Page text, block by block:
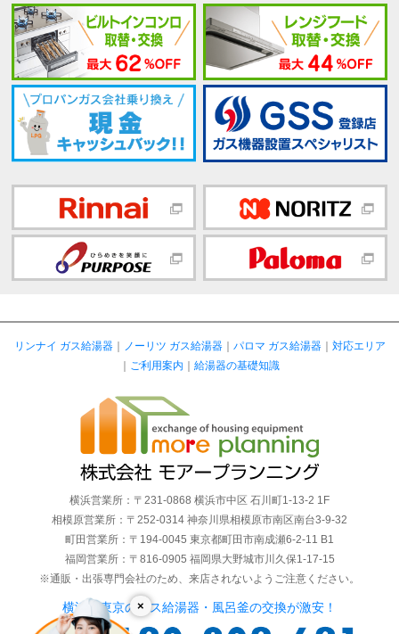
×
リンナイ ガス給湯器｜ ノーリツ ガス給湯器｜ パロマ ガス給湯器｜ 対応エリア
｜ ご利用案内 ｜ 給湯器の基礎知識
横浜営業所：〒231-0868 横浜市中区 石川町1-13-2 1F
相模原営業所：〒252-0314 神奈川県相模原市南区南台3-9-32
町田営業所：〒194-0045 東京都町田市南成瀬6-2-11 B1
福岡営業所：〒816-0905 福岡県大野城市川久保1-17-15
※通販・出張専門会社のため、来店されないようご注意ください。
横浜・東京のガス給湯器・風呂釜の交換が激安！